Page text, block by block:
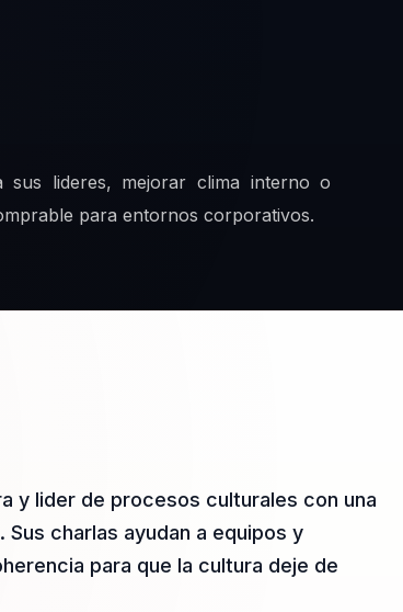
sus lideres, mejorar clima interno o
para entornos corporativos.
y lider de procesos culturales con una
charlas ayudan a equipos y
para que la cultura deje de